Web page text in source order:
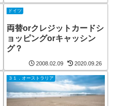
ドイツ
両替orクレジットカードシ
ョッピングorキャッシン
グ？
2008.02.09 2020.09.26
３１．オーストラリア